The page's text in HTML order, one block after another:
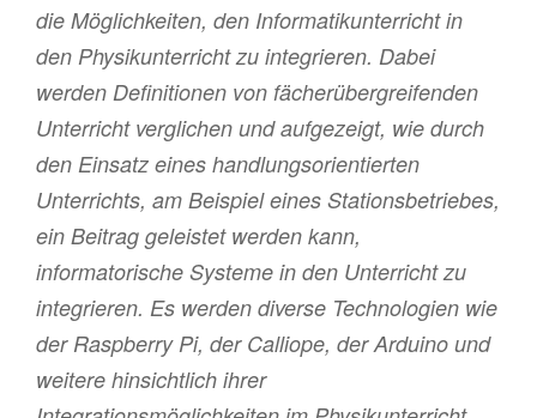
die Möglichkeiten, den Informatikunterricht in
den Physikunterricht zu integrieren. Dabei
werden Definitionen von fächerübergreifenden
Unterricht verglichen und aufgezeigt, wie durch
den Einsatz eines handlungsorientierten
Unterrichts, am Beispiel eines Stationsbetriebes,
ein Beitrag geleistet werden kann,
informatorische Systeme in den Unterricht zu
integrieren. Es werden diverse Technologien wie
der Raspberry Pi, der Calliope, der Arduino und
weitere hinsichtlich ihrer